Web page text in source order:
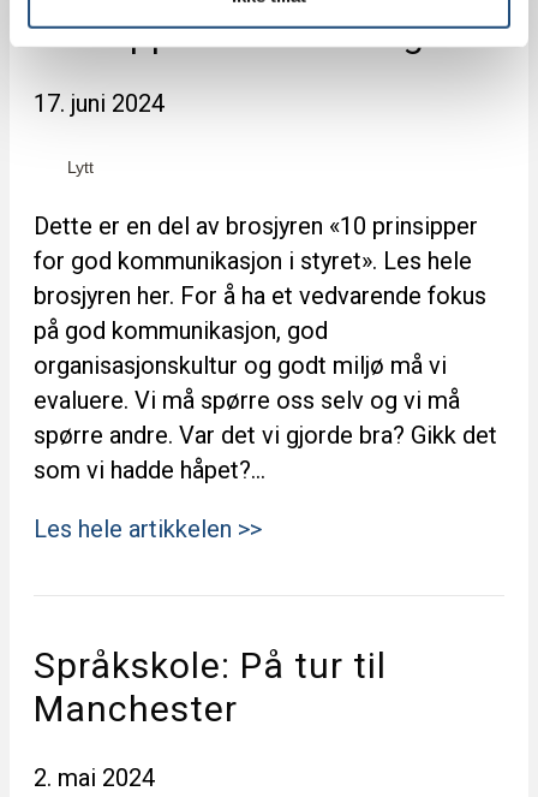
Prinsipp 10: Evaluering
17. juni 2024
Lytt
Dette er en del av brosjyren «10 prinsipper
for god kommunikasjon i styret». Les hele
brosjyren her. For å ha et vedvarende fokus
på god kommunikasjon, god
organisasjonskultur og godt miljø må vi
evaluere. Vi må spørre oss selv og vi må
spørre andre. Var det vi gjorde bra? Gikk det
som vi hadde håpet?…
Les hele artikkelen >>
Språkskole: På tur til
Manchester
2. mai 2024